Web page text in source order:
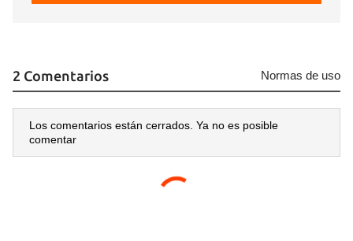
2 Comentarios Normas de uso
Los comentarios están cerrados. Ya no es posible
comentar